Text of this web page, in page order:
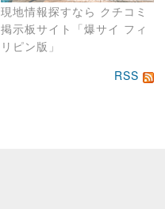
現地情報探すなら クチコミ
掲示板サイト「爆サイ フィ
リピン版」
RSS